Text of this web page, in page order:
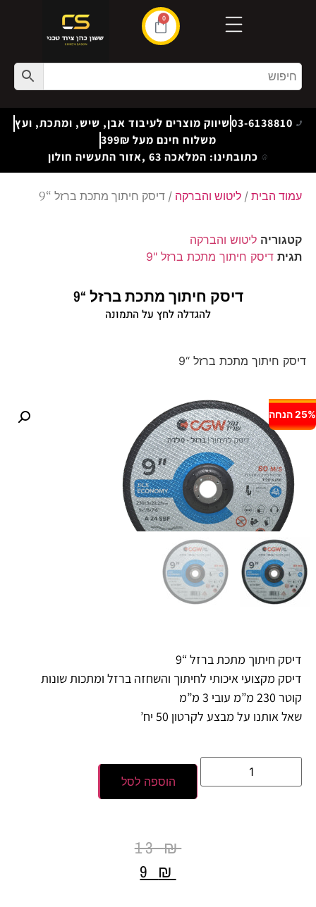
0
03-6138810שיווק מוצרים לעיבוד אבן, שיש, ומתכת, ועץ
משלוח חינם מעל 399₪
כתובתינו: המלאכה 63 ,אזור התעשיה חולון
עמוד הבית / ליטוש והברקה / דיסק חיתוך מתכת ברזל “9
קטגוריה ליטוש והברקה
תגית דיסק חיתוך מתכת ברזל "9
דיסק חיתוך מתכת ברזל “9
להגדלה לחץ על התמונה
דיסק חיתוך מתכת ברזל “9
25% הנחה
דיסק חיתוך מתכת ברזל “9
דיסק מקצועי איכותי לחיתוך והשחזה ברזל ומתכות שונות
קוטר 230 מ”מ עובי 3 מ”מ
שאל אותנו על מבצע לקרטון 50 יח’
הוספה לסל
13₪
9 ₪